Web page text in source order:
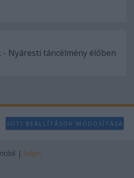
- Nyáresti táncélmény élőben
SÜTI BEÁLLÍTÁSOK MÓDOSÍTÁSA
| teljes